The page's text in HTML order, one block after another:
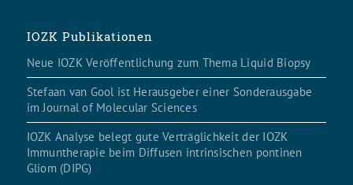
IOZK Publikationen
Neue IOZK Veröffentlichung zum Thema Liquid Biopsy
Stefaan van Gool ist Herausgeber einer Sonderausgabe
im Journal of Molecular Sciences
IOZK Analyse belegt gute Verträglichkeit der IOZK
Immuntherapie beim Diffusen intrinsischen pontinen
Gliom (DIPG)